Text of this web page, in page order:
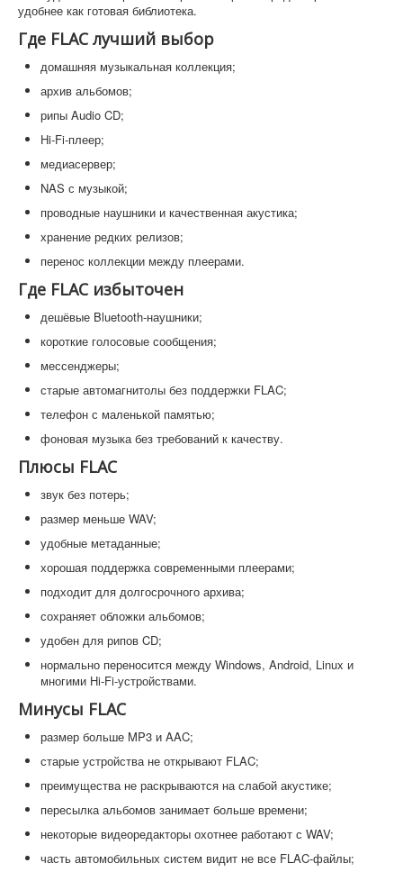
удобнее как готовая библиотека.
Где FLAC лучший выбор
домашняя музыкальная коллекция;
архив альбомов;
рипы Audio CD;
Hi-Fi-плеер;
медиасервер;
NAS с музыкой;
проводные наушники и качественная акустика;
хранение редких релизов;
перенос коллекции между плеерами.
Где FLAC избыточен
дешёвые Bluetooth-наушники;
короткие голосовые сообщения;
мессенджеры;
старые автомагнитолы без поддержки FLAC;
телефон с маленькой памятью;
фоновая музыка без требований к качеству.
Плюсы FLAC
звук без потерь;
размер меньше WAV;
удобные метаданные;
хорошая поддержка современными плеерами;
подходит для долгосрочного архива;
сохраняет обложки альбомов;
удобен для рипов CD;
нормально переносится между Windows, Android, Linux и
многими Hi-Fi-устройствами.
Минусы FLAC
размер больше MP3 и AAC;
старые устройства не открывают FLAC;
преимущества не раскрываются на слабой акустике;
пересылка альбомов занимает больше времени;
некоторые видеоредакторы охотнее работают с WAV;
часть автомобильных систем видит не все FLAC-файлы;